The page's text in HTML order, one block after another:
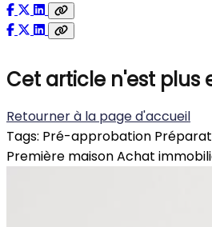
Cet article n'est plus
Retourner à la page d'accueil
Tags: Pré-approbation
Première maisonAchat